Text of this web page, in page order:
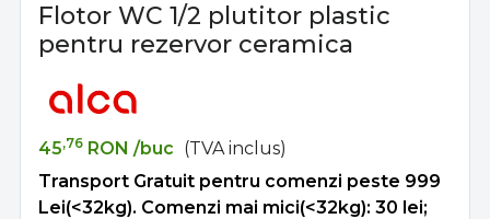
Flotor WC 1/2 plutitor plastic
pentru rezervor ceramica
45,76 RON /buc (TVA inclus)
Transport Gratuit pentru comenzi peste 999
Lei(<32kg). Comenzi mai mici(<32kg): 30 lei;